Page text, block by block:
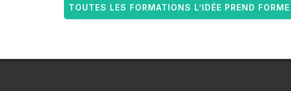
TOUTES LES FORMATIONS L’IDÉE PREND FORME